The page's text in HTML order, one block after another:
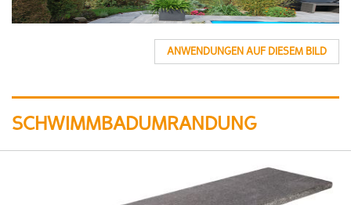
ANWENDUNGEN AUF DIESEM BILD
SCHWIMMBADUMRANDUNG